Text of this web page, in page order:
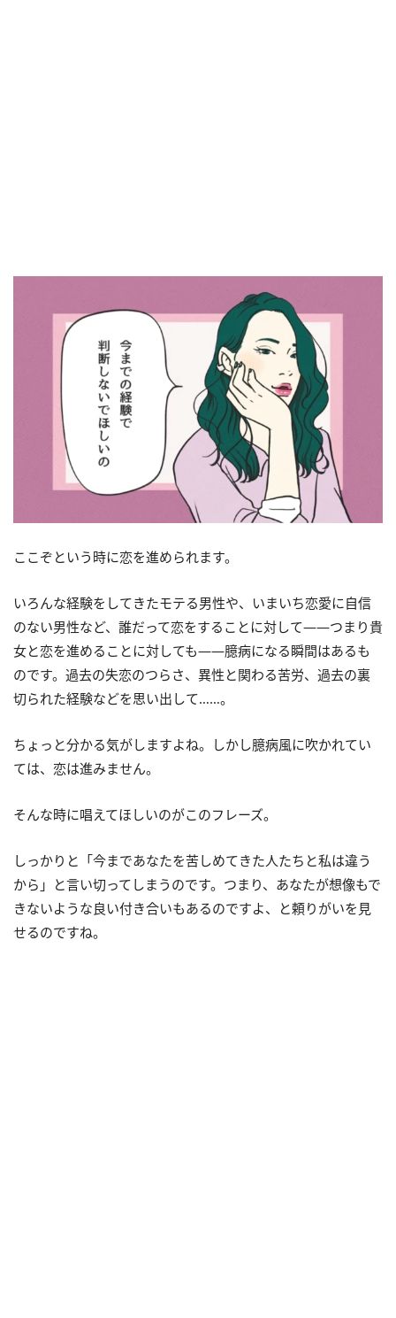
ここぞという時に恋を進められます。
いろんな経験をしてきたモテる男性や、いまいち恋愛に自信
のない男性など、誰だって恋をすることに対して――つまり貴
女と恋を進めることに対しても――臆病になる瞬間はあるも
のです。過去の失恋のつらさ、異性と関わる苦労、過去の裏
切られた経験などを思い出して……。
ちょっと分かる気がしますよね。しかし臆病風に吹かれてい
ては、恋は進みません。
そんな時に唱えてほしいのがこのフレーズ。
しっかりと「今まであなたを苦しめてきた人たちと私は違う
から」と言い切ってしまうのです。つまり、あなたが想像もで
きないような良い付き合いもあるのですよ、と頼りがいを見
せるのですね。